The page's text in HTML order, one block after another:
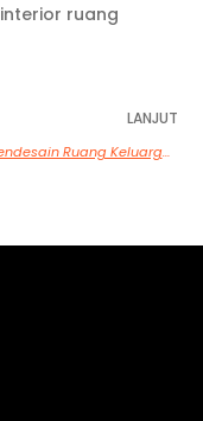
interior ruang
LANJUT
15 Tips Mendesain Ruang Keluarga Agar Terlihat Lebih Luas